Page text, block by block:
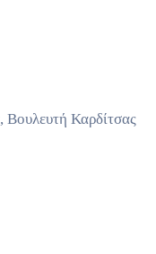
Καρδίτσας